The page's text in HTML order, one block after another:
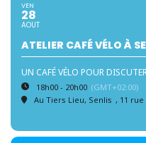
VEN
28
AOUT
ATELIER CAFÉ VÉLO À
UN CAFÉ VÉLO POUR
18h00 - 20h00 (GMT+02:00)
Au Tiers Lieu, Senlis , 11